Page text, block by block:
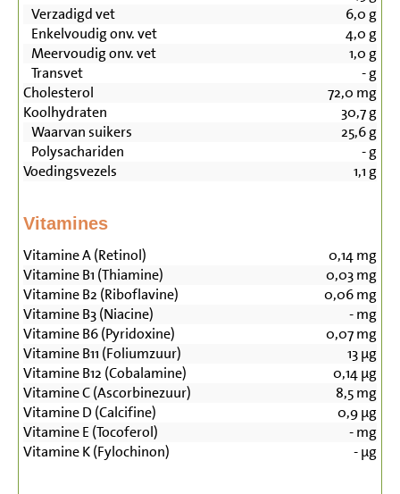
Verzadigd vet
6,0 g
Enkelvoudig onv. vet
4,0 g
Meervoudig onv. vet
1,0 g
Transvet
-g
Cholesterol
72,0 mg
Koolhydraten
30,7g
Waarvan suikers
25,6g
Polysachariden
-g
Voedingsvezels
1,1 g
Vitamines
Vitamine A (Retinol) 0,14mg
Vitamine B1 (Thiamine)
0,03mg
Vitamine B2 (Riboflavine)
0,06mg
Vitamine B3 (Niacine)
-mg
Vitamine B6 (Pyridoxine)
0,07mg
Vitamine B11 (Foliumzuur)
13µg
Vitamine B12 (Cobalamine)
0,14µg
Vitamine C (Ascorbinezuur)
8,5mg
Vitamine D (Calcifine)
0,9µg
Vitamine E (Tocoferol)
-mg
Vitamine K (Fylochinon)
-µg